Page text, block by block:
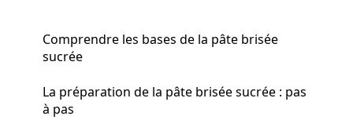
Comprendre les bases de la pâte brisée
sucrée
La préparation de la pâte brisée sucrée : pas
à pas